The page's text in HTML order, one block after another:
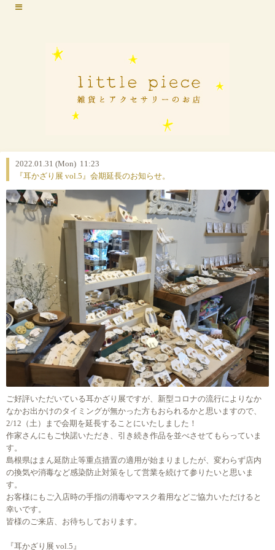
2022.01.31 (Mon) 11:23
『耳かざり展 vol.5』会期延長のお知らせ。
ご好評いただいている耳かざり展ですが、新型コロナの流行によりなか
なかお出かけのタイミングが無かった方もおられるかと思いますので、
2/12（土）まで会期を延長することにいたしました！
作家さんにもご快諾いただき、引き続き作品を並べさせてもらっていま
す。
島根県はまん延防止等重点措置の適用が始まりましたが、変わらず店内
の換気や消毒など感染防止対策をして営業を続けて参りたいと思いま
す。
お客様にもご入店時の手指の消毒やマスク着用などご協力いただけると
幸いです。
皆様のご来店、お待ちしております。
『耳かざり展 vol.5』